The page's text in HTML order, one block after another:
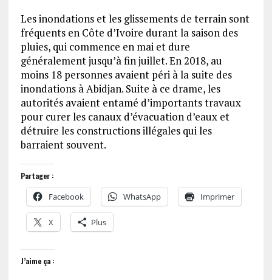
Les inondations et les glissements de terrain sont
fréquents en Côte d’Ivoire durant la saison des
pluies, qui commence en mai et dure
généralement jusqu’à fin juillet. En 2018, au
moins 18 personnes avaient péri à la suite des
inondations à Abidjan. Suite à ce drame, les
autorités avaient entamé d’importants travaux
pour curer les canaux d’évacuation d’eaux et
détruire les constructions illégales qui les
barraient souvent.
Partager :
Facebook WhatsApp Imprimer
X Plus
J’aime ça :